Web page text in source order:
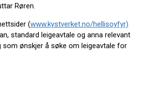
Røren.
(www.kystverket.no/hellisoyfyr)
standard leigeavtale og anna relevant
ønskjer å søke om leigeavtale for